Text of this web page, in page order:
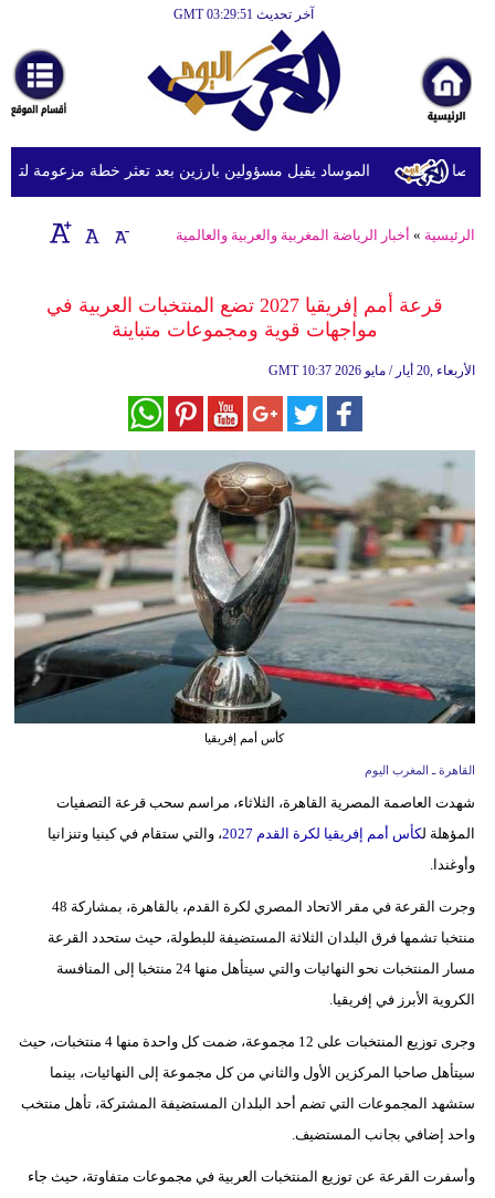
آخر تحديث GMT 03:29:51
أخبارعاجلة
رياضة
ثقافة
إقتصاد
وموسيقى
سياحة
وسفر
ديكور
أخبار
البرلمان
المغربي
مرأة
إسلامية
بيئة
مدوَّنات
فيديو
الموساد يقيل مسؤولين بارزين بعد تعثر خطة مزعومة لتغيير
الرئيسية » أخبار الرياضة المغربية والعربية والعالمية
قرعة أمم إفريقيا 2027 تضع المنتخبات العربية في
مواجهات قوية ومجموعات متباينة
GMT 10:37 2026 الأربعاء ,20 أيار / مايو
كأس أمم إفريقيا
القاهرة ـ المغرب اليوم
شهدت العاصمة المصرية القاهرة، الثلاثاء، مراسم سحب قرعة التصفيات
المؤهلة لكأس أمم إفريقيا لكرة القدم 2027
، والتي ستقام في كينيا وتنزانيا
وأوغندا.
وجرت القرعة في مقر الاتحاد المصري لكرة القدم، بالقاهرة، بمشاركة 48
منتخبا تشمها فرق البلدان الثلاثة المستضيفة للبطولة، حيث ستحدد القرعة
مسار المنتخبات نحو النهائيات والتي سيتأهل منها 24 منتخبا إلى المنافسة
الكروية الأبرز في إفريقيا.
وجرى توزيع المنتخبات على 12 مجموعة، ضمت كل واحدة منها 4 منتخبات، حيث
سيتأهل صاحبا المركزين الأول والثاني من كل مجموعة إلى النهائيات، بينما
ستشهد المجموعات التي تضم أحد البلدان المستضيفة المشتركة، تأهل منتخب
واحد إضافي بجانب المستضيف.
وأسفرت القرعة عن توزيع المنتخبات العربية في مجموعات متفاوتة، حيث جاء